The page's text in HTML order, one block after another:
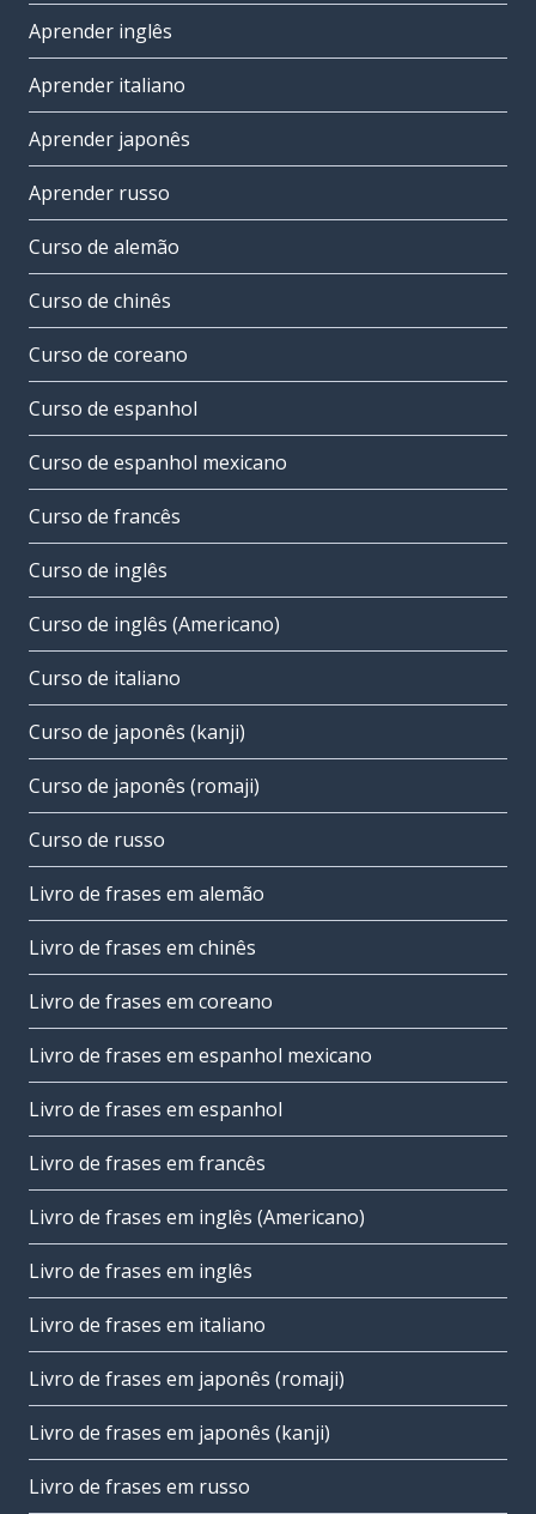
Aprender inglês
Aprender italiano
Aprender japonês
Aprender russo
Curso de alemão
Curso de chinês
Curso de coreano
Curso de espanhol
Curso de espanhol mexicano
Curso de francês
Curso de inglês
Curso de inglês (Americano)
Curso de italiano
Curso de japonês (kanji)
Curso de japonês (romaji)
Curso de russo
Livro de frases em alemão
Livro de frases em chinês
Livro de frases em coreano
Livro de frases em espanhol mexicano
Livro de frases em espanhol
Livro de frases em francês
Livro de frases em inglês (Americano)
Livro de frases em inglês
Livro de frases em italiano
Livro de frases em japonês (romaji)
Livro de frases em japonês (kanji)
Livro de frases em russo